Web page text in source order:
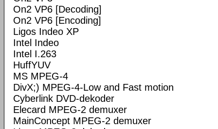
On2 VP6 [Decoding]
On2 VP6 [Encoding]
Ligos Indeo XP
Intel Indeo
Intel I.263
HuffYUV
MS MPEG-4
DivX;) MPEG-4-Low and Fast motion
Cyberlink DVD-dekoder
Elecard MPEG-2 demuxer
MainConcept MPEG-2 demuxer